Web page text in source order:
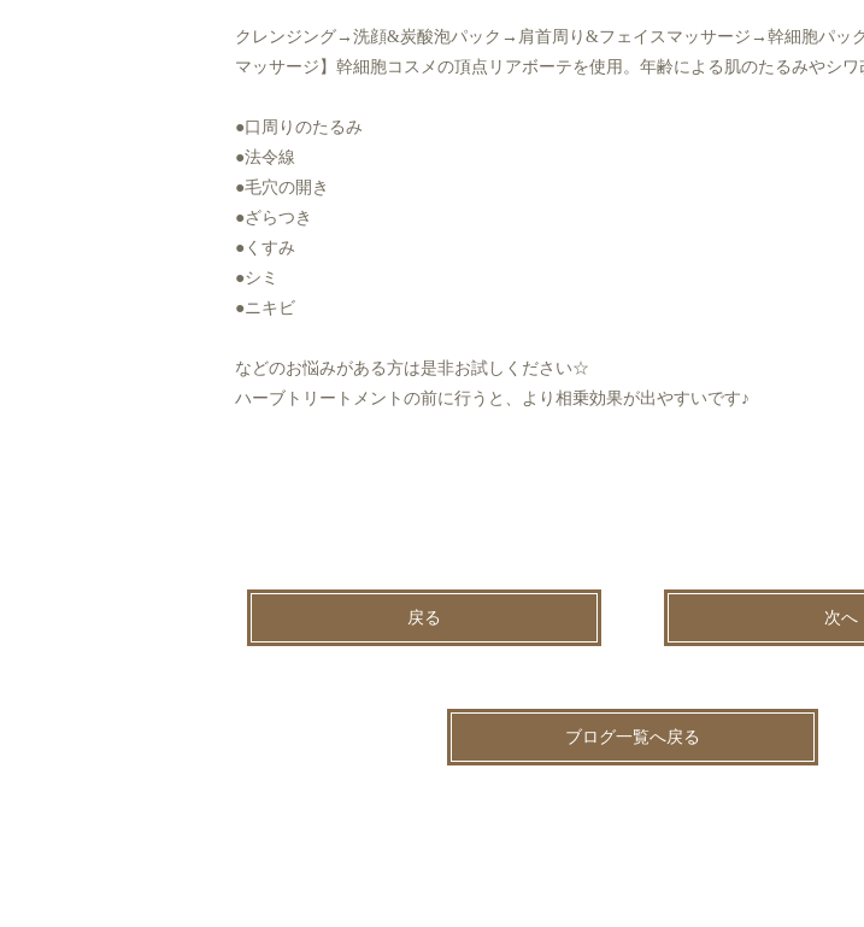
クレンジング→洗顔&炭酸泡パック→肩首周り&フェイスマッサージ→幹細胞パッ
マッサージ】幹細胞コスメの頂点リアボーテを使用。年齢による肌のたるみやシワ
●口周りのたるみ
●法令線
●毛穴の開き
●ざらつき
●くすみ
●シミ
●ニキビ
などのお悩みがある方は是非お試しください☆
ハーブトリートメントの前に行うと、より相乗効果が出やすいです♪
戻る 次へ
ブログ一覧へ戻る